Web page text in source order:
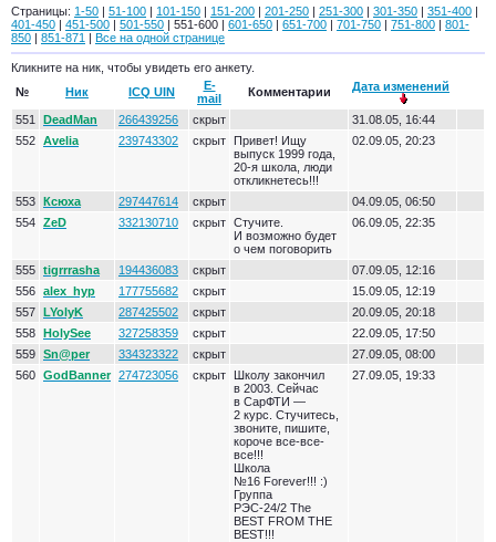
Страницы: 1-50 | 51-100 | 101-150 | 151-200 | 201-250 | 251-300 | 301-350 | 351-400 |
401-450 | 451-500 | 501-550 | 551-600 | 601-650 | 651-700 | 701-750 | 751-800 | 801-
850 | 851-871 | Все на одной странице
Кликните на ник, чтобы увидеть его анкету.
№
Ник ICQ UIN
E-
mail
Комментарии Дата изменений
551 DeadMan 266439256 скрыт
31.08.05, 16:44
552 Avelia 239743302 скрыт Привет! Ищу
выпуск 1999 года,
20-я школа, люди
откликнетесь!!!
02.09.05, 20:23
553 Ксюха 297447614 скрыт
04.09.05, 06:50
554 ZeD 332130710 скрыт Стучите.
И возможно будет
о чем поговорить
06.09.05, 22:35
555 tigrrrasha 194436083 скрыт
07.09.05, 12:16
556 alex_hyp 177755682 скрыт
15.09.05, 12:19
557 LYolyK 287425502 скрыт
20.09.05, 20:18
558 HolySee 327258359 скрыт
22.09.05, 17:50
559 Sn@per 334323322 скрыт
27.09.05, 08:00
560 GodBanner 274723056 скрыт
Школу закончил
в 2003. Сейчас
в СарФТИ —
2 курс. Стучитесь,
звоните, пишите,
короче все-все-
все!!!
Школа
№16 Forever!!! :)
Группа
РЭС-24/2 The
BEST FROM THE
BEST!!!
27.09.05, 19:33